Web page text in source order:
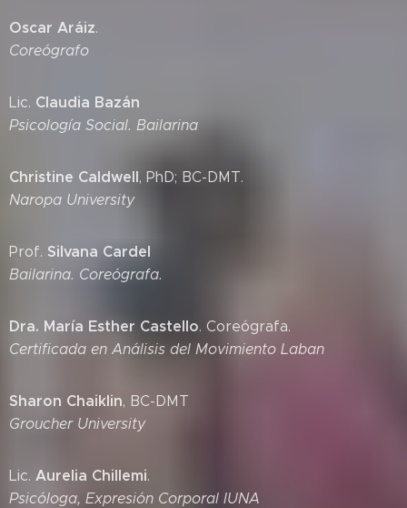
Oscar Aráiz.
Coreógrafo
Lic. Claudia Bazán
Psicología Social. Bailarina
Christine Caldwell, PhD; BC-DMT.
Naropa University
Prof. Silvana Cardel
Bailarina. Coreógrafa.
Dra. María Esther Castello. Coreógrafa.
Certificada en Análisis del Movimiento Laban
Sharon Chaiklin, BC-DMT
Groucher University
Lic. Aurelia Chillemi.
Psicóloga, Expresión Corporal IUNA